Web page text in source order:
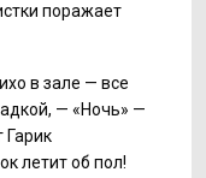
поражает
в зале — все
— «Ночь» —
Гарик
летит об пол!